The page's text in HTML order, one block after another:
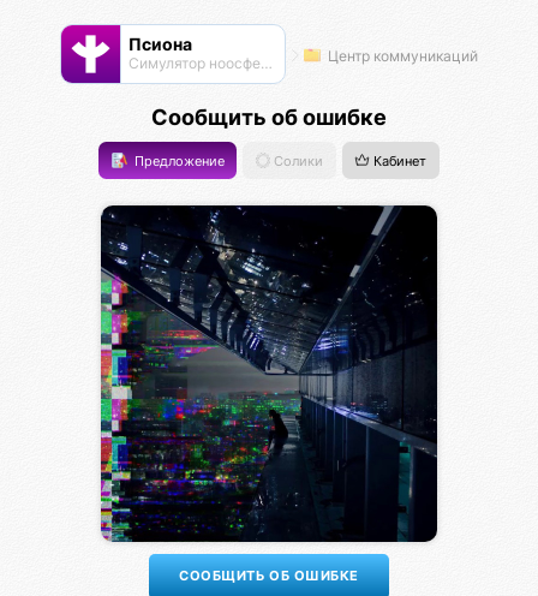
Псиона
Cимулятор ноосферы Центр коммуникаций
Сообщить об ошибке
Предложение Солики Кабинет